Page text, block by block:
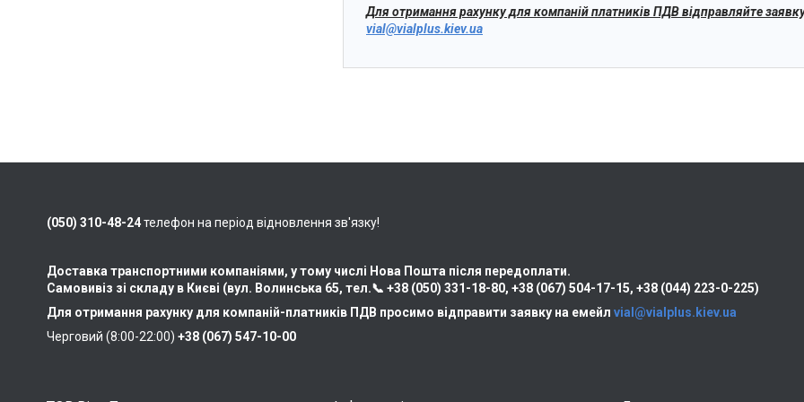
Для отримання рахунку для компаній платників ПДВ відправляйте
vial@vialplus.kiev.ua
(050) 310-48-24телефон на період відновлення зв'язку!
Доставка транспортними компаніями, у тому числі Нова Пошта після передоплати.
Самовивіз зі складу в Києві (вул. Волинська 65, тел.📞 +38 (050) 331-18-80, +38 (067) 504-17-15, +38 (044) 223-0-225)
Для отримання рахунку для компаній-платників ПДВ просимо відправити заявку на емейл vial@vialplus.kiev.ua
Черговий (8:00-22:00) +38 (067) 547-10-00